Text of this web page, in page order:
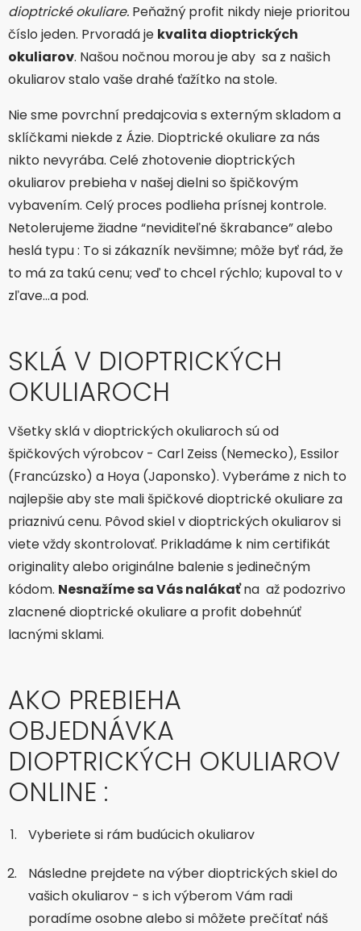
dioptrické okuliare. Peňažný profit nikdy nieje prioritou
číslo jeden. Prvoradá je kvalita dioptrických
okuliarov. Našou nočnou morou je aby sa z našich
okuliarov stalo vaše drahé ťažítko na stole.
Nie sme povrchní predajcovia s externým skladom a
sklíčkami niekde z Ázie. Dioptrické okuliare za nás
nikto nevyrába. Celé zhotovenie dioptrických
okuliarov prebieha v našej dielni so špičkovým
vybavením. Celý proces podlieha prísnej kontrole.
Netolerujeme žiadne “neviditeľné škrabance” alebo
heslá typu : To si zákazník nevšimne; môže byť rád, že
to má za takú cenu; veď to chcel rýchlo; kupoval to v
zľave…a pod.
SKLÁ V DIOPTRICKÝCH
OKULIAROCH
Všetky sklá v dioptrických okuliaroch sú od
špičkových výrobcov - Carl Zeiss (Nemecko), Essilor
(Francúzsko) a Hoya (Japonsko). Vyberáme z nich to
najlepšie aby ste mali špičkové dioptrické okuliare za
priaznivú cenu. Pôvod skiel v dioptrických okuliarov si
viete vždy skontrolovať. Prikladáme k nim certifikát
originality alebo originálne balenie s jedinečným
kódom. Nesnažíme sa Vás nalákaťna až podozrivo
zlacnené dioptrické okuliare a profit dobehnúť
lacnými sklami.
AKO PREBIEHA
OBJEDNÁVKA
DIOPTRICKÝCH OKULIAROV
ONLINE :
Vyberiete si rám budúcich okuliarov
Následne prejdete na výber dioptrických skiel do
vašich okuliarov - s ich výberom Vám radi
poradíme osobne alebo si môžete prečítať náš